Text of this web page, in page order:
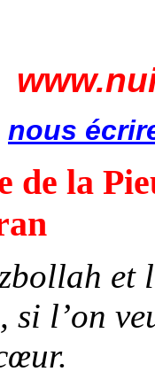
nous
de la
et
si l’on